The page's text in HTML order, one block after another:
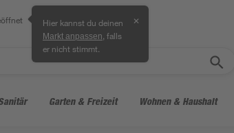
Hier kannst du deinen
Markt anpassen , falls
er nicht stimmt.
✕
Garten & Freizeit Wohnen & Haushalt